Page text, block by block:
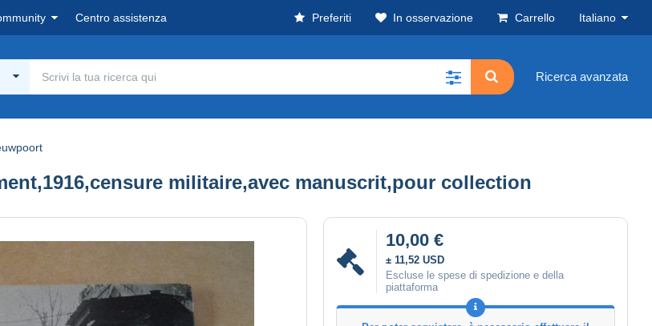
Centro assistenza Preferiti In osservazione Carrello Italiano
Ricerca avanzata
militaire,avec manuscrit,pour collection
10,00 €
± 11,52 USD
Escluse le spese di spedizione e della
piattaforma